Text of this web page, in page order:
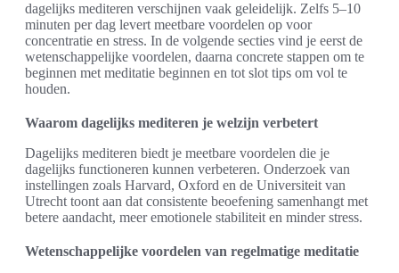
dagelijks mediteren verschijnen vaak geleidelijk. Zelfs 5–10
minuten per dag levert meetbare voordelen op voor
concentratie en stress. In de volgende secties vind je eerst de
wetenschappelijke voordelen, daarna concrete stappen om te
beginnen met meditatie beginnen en tot slot tips om vol te
houden.
Waarom dagelijks mediteren je welzijn verbetert
Dagelijks mediteren biedt je meetbare voordelen die je
dagelijks functioneren kunnen verbeteren. Onderzoek van
instellingen zoals Harvard, Oxford en de Universiteit van
Utrecht toont aan dat consistente beoefening samenhangt met
betere aandacht, meer emotionele stabiliteit en minder stress.
Wetenschappelijke voordelen van regelmatige meditatie